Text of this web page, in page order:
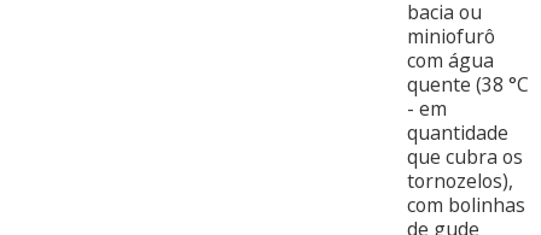
bacia ou
miniofurô
com água
quente (38 °C
- em
quantidade
que cubra os
tornozelos),
com bolinhas
de gude